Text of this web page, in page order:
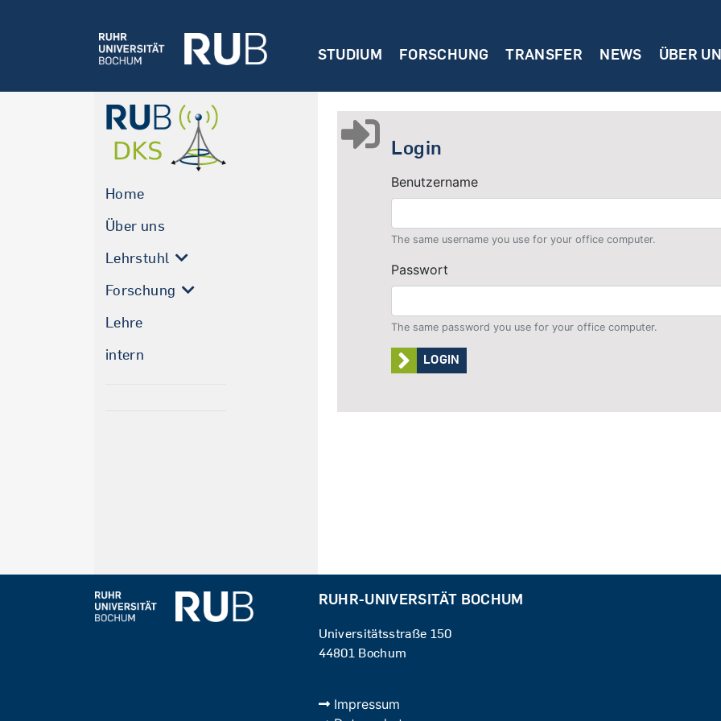
STUDIUM FORSCHUNG TRANSFER NEWS ÜBER
Home
Über uns
Lehrstuhl
Forschung
Lehre
intern
Login
Benutzername
The same username you use for your office computer.
Passwort
The same password you use for your office computer.
LOGIN
RUHR-UNIVERSITÄT BOCHUM
Universitätsstraße 150
44801 Bochum
Impressum